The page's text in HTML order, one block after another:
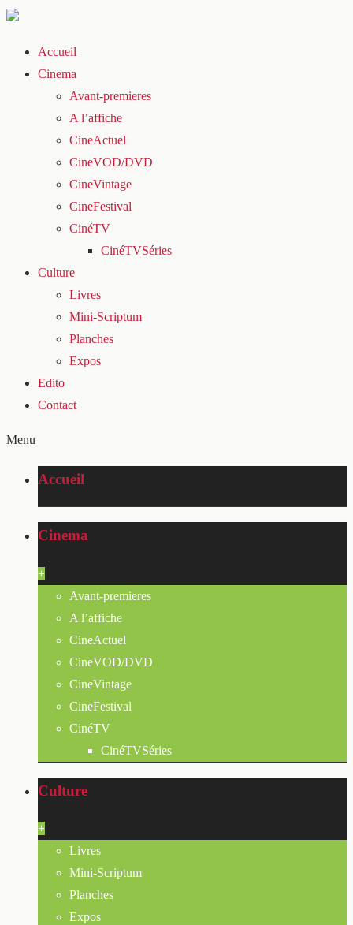
Accueil
Cinema
Avant-premieres
A l’affiche
CineActuel
CineVOD/DVD
CineVintage
CineFestival
CinéTV
CinéTVSéries
Culture
Livres
Mini-Scriptum
Planches
Expos
Edito
Contact
Menu
Accueil
Cinema
+
Avant-premieres
A l’affiche
CineActuel
CineVOD/DVD
CineVintage
CineFestival
CinéTV
CinéTVSéries
Culture
+
Livres
Mini-Scriptum
Planches
Expos